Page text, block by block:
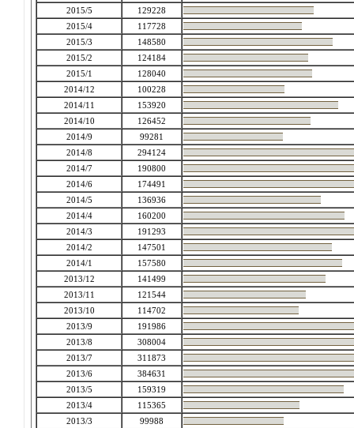
2015/5
129228
2015/4
117728
2015/3
148580
2015/2
124184
2015/1
128040
2014/12
100228
2014/11
153920
2014/10
126452
2014/9
99281
2014/8
294124
2014/7
190800
2014/6
174491
2014/5
136936
2014/4
160200
2014/3
191293
2014/2
147501
2014/1
157580
2013/12
141499
2013/11
121544
2013/10
114702
2013/9
191986
2013/8
308004
2013/7
311873
2013/6
384631
2013/5
159319
2013/4
115365
2013/3
99988